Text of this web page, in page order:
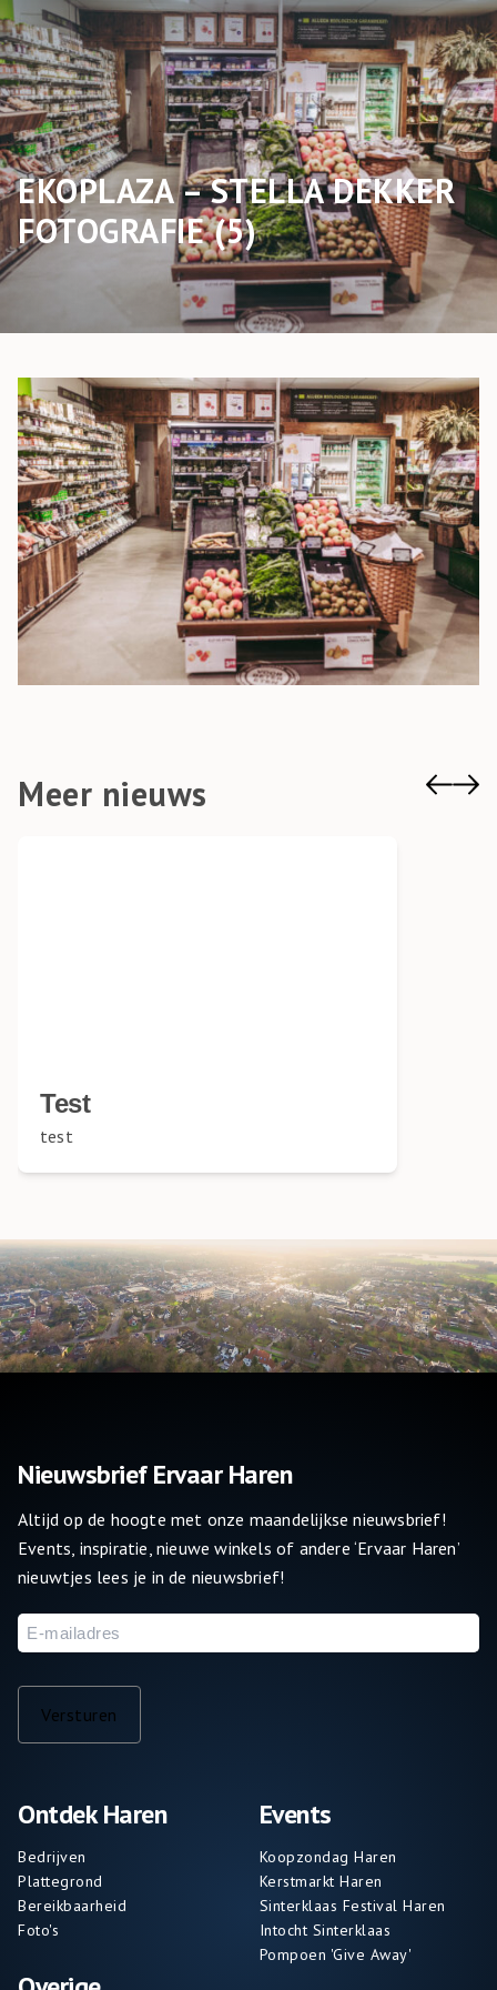
EKOPLAZA – STELLA DEKKER
FOTOGRAFIE (5)
Meer nieuws
Test
test
Ontdek Haren
Bedrijven
Plattegrond
Bereikbaarheid
Foto's
Events
Koopzondag Haren
Kerstmarkt Haren
Sinterklaas Festival Haren
Intocht Sinterklaas
Pompoen 'Give Away'
Nieuwsbrief Ervaar Haren
Altijd op de hoogte met onze maandelijkse nieuwsbrief!
Events, inspiratie, nieuwe winkels of andere ‘Ervaar Haren’
nieuwtjes lees je in de nieuwsbrief!
E-
mailadres
Versturen